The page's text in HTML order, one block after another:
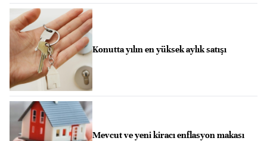
Konutta yılın en yüksek aylık satışı
Mevcut ve yeni kiracı enflasyon makası